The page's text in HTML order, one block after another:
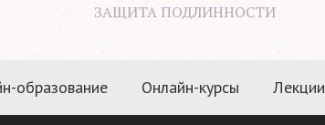
ЗАЩИТА ПОДЛИННОСТИ
образование Онлайн-курсы Лекции